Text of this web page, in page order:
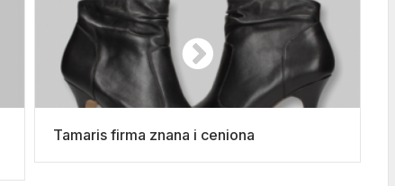
Tamaris firma znana i ceniona